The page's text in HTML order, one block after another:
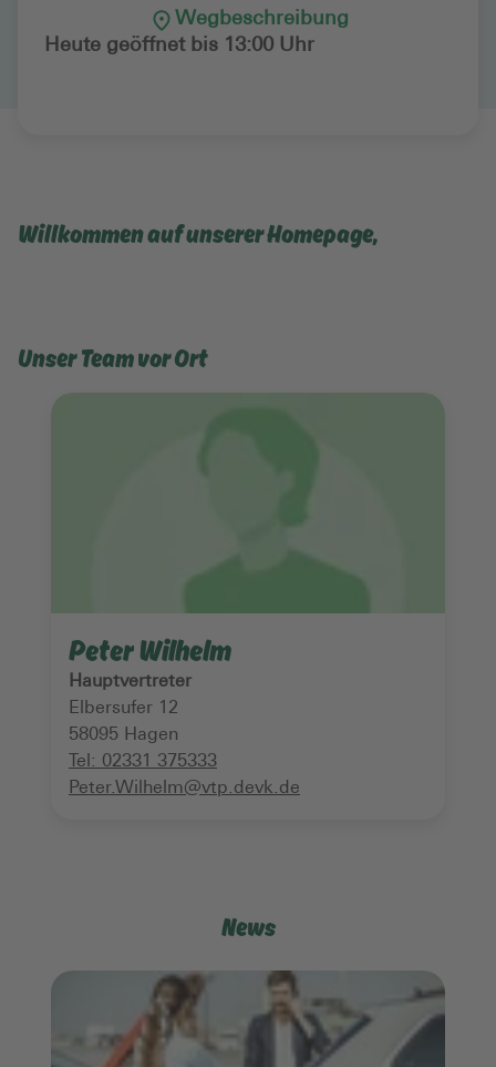
Wegbeschreibung
Heute geöffnet bis 13:00 Uhr
Willkommen auf unserer Homepage,
Unser Team vor Ort
Peter Wilhelm
Hauptvertreter
Elbersufer 12
58095 Hagen
Tel: 02331 375333
Peter.Wilhelm@vtp.devk.de
News